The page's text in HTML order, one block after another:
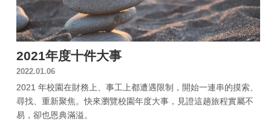
2021年度十件大事
2022.01.06
2021 年校園在財務上、事工上都遭遇限制，開始一連串的摸索、
尋找、重新聚焦。快來瀏覽校園年度大事，見證這趟旅程實屬不
易，卻也恩典滿溢。